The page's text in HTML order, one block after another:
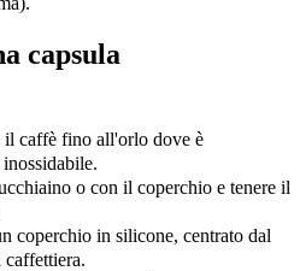
capsula
il caffè fino all'orlo dove è
o con il coperchio e tenere il
coperchio in silicone, centrato dal